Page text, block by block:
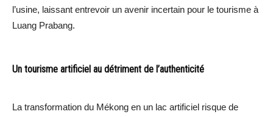
l’usine, laissant entrevoir un avenir incertain pour le tourisme à
Luang Prabang.
Un tourisme artificiel au détriment de l’authenticité
La transformation du Mékong en un lac artificiel risque de